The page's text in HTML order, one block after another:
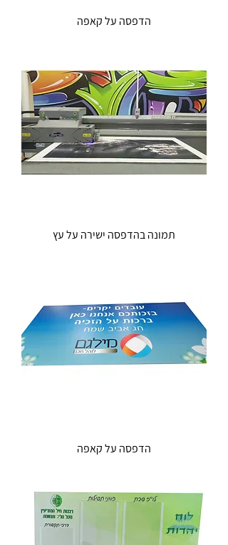
הדפסה על קאפה
תמונה בהדפסה ישירה על עץ
הדפסה על קאפה